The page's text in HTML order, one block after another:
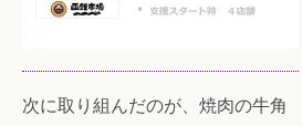
次に取り組んだのが、焼肉の牛角